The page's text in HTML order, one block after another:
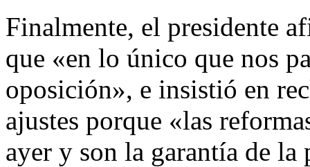
Finalmente, el presidente
que «en lo único que nos
oposición», e insistió en
ajustes porque «las
ayer y son la garantía de la